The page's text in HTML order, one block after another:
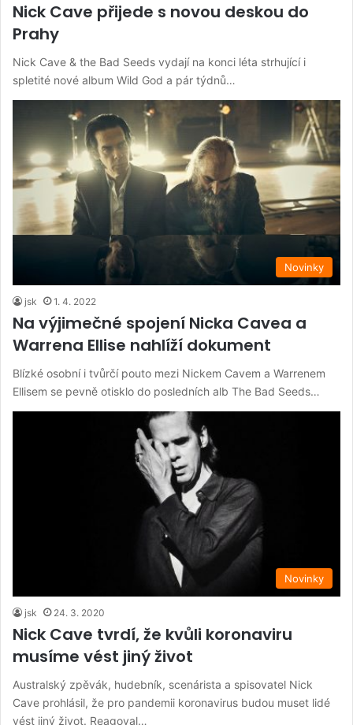
Nick Cave přijede s novou deskou do
Prahy
Nick Cave & the Bad Seeds vydají na konci léta strhující i
spletité nové album Wild God a pár týdnů…
Novinky
jsk 1. 4. 2022
Na výjimečné spojení Nicka Cavea a
Warrena Ellise nahlíží dokument
Blízké osobní i tvůrčí pouto mezi Nickem Cavem a Warrenem
Ellisem se pevně otisklo do posledních alb The Bad Seeds…
Novinky
jsk 24. 3. 2020
Nick Cave tvrdí, že kvůli koronaviru
musíme vést jiný život
Australský zpěvák, hudebník, scenárista a spisovatel Nick
Cave prohlásil, že pro pandemii koronavirus budou muset lidé
vést jiný život. Reagoval…